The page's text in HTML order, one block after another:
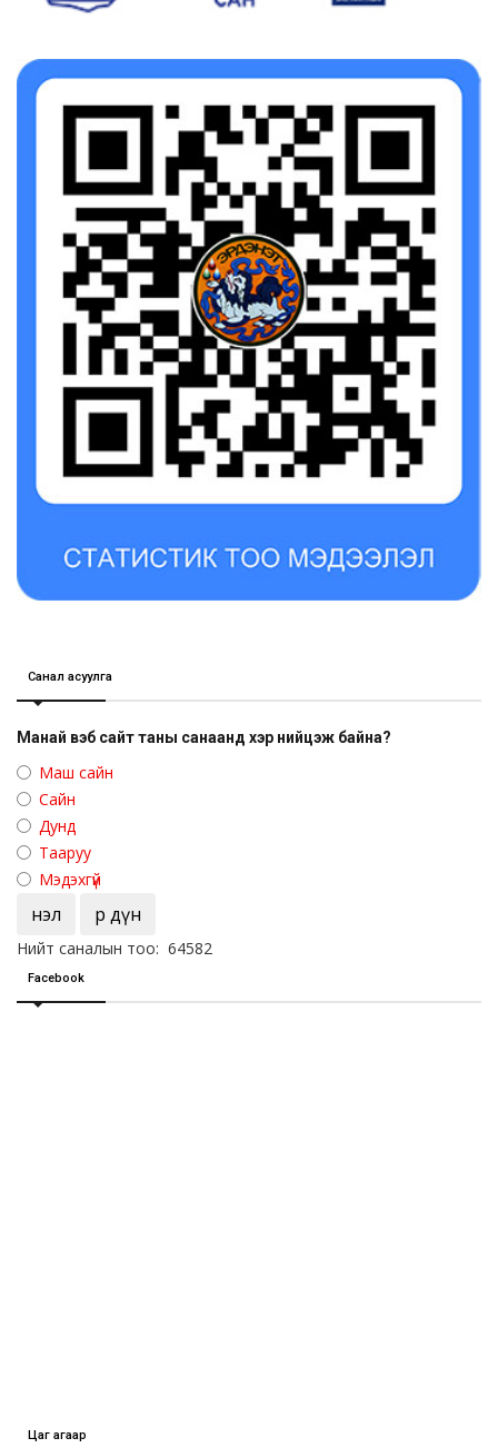
Санал асуулга
Манай вэб сайт таны санаанд хэр нийцэж байна?
Маш сайн
Сайн
Дунд
Тааруу
Мэдэхгүй
Үнэл Үр дүн
Нийт саналын тоо: 64582
Facebook
Цаг агаар